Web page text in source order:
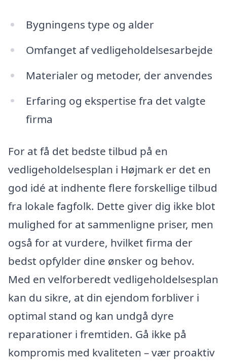
Bygningens type og alder
Omfanget af vedligeholdelsesarbejde
Materialer og metoder, der anvendes
Erfaring og ekspertise fra det valgte
firma
For at få det bedste tilbud på en
vedligeholdelsesplan i Højmark er det en
god idé at indhente flere forskellige tilbud
fra lokale fagfolk. Dette giver dig ikke blot
mulighed for at sammenligne priser, men
også for at vurdere, hvilket firma der
bedst opfylder dine ønsker og behov.
Med en velforberedt vedligeholdelsesplan
kan du sikre, at din ejendom forbliver i
optimal stand og kan undgå dyre
reparationer i fremtiden. Gå ikke på
kompromis med kvaliteten – vær proaktiv